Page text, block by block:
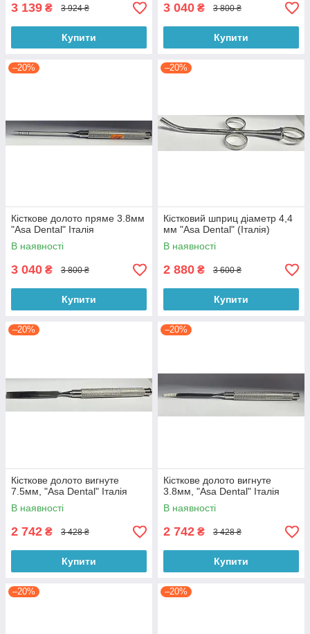
3 139 ₴ 3 924 ₴
Купити
3 040 ₴ 3 800 ₴
Купити
–20%
Кісткове долото пряме 3.8мм
"Asa Dental" Італія
В наявності
3 040 ₴ 3 800 ₴
Купити
–20%
Кістковий шприц діаметр 4,4
мм "Asa Dental" (Італія)
В наявності
2 880 ₴ 3 600 ₴
Купити
–20%
Кісткове долото вигнуте
7.5мм, "Asa Dental" Італія
В наявності
2 742 ₴ 3 428 ₴
Купити
–20%
Кісткове долото вигнуте
3.8мм, "Asa Dental" Італія
В наявності
2 742 ₴ 3 428 ₴
Купити
–20% –20%